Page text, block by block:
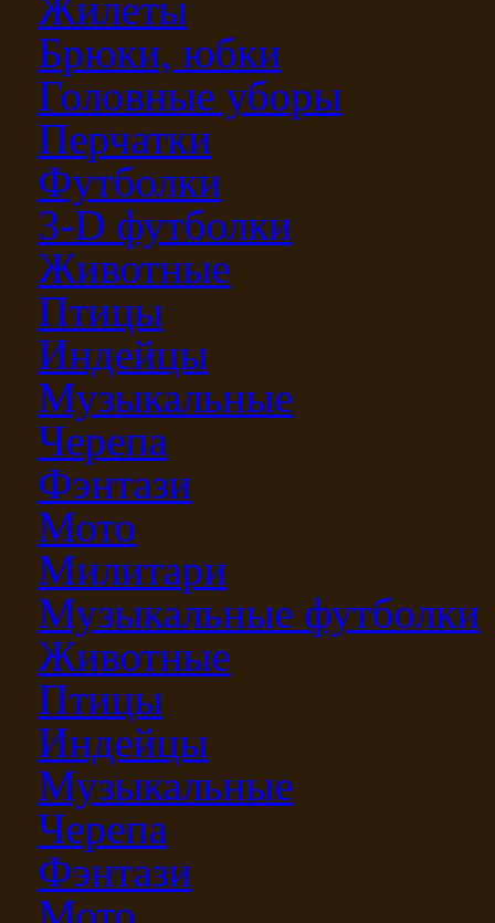
Брюки, юбки
Головные уборы
Перчатки
Футболки
3-D футболки
Животные
Птицы
Индейцы
Музыкальные
Черепа
Фэнтази
Мото
Милитари
Музыкальные футболки
Животные
Птицы
Индейцы
Музыкальные
Черепа
Фэнтази